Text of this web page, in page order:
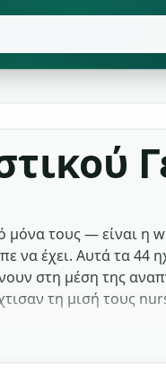
μόνα τους — είναι
έχει. Αυτά τα 44
στη μέση της
τη μισή τους
από doorway